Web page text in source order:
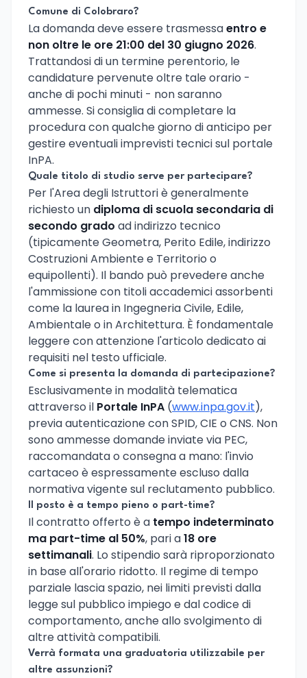
Comune di Colobraro?
La domanda deve essere trasmessaentro e
non oltre le ore 21:00 del 30 giugno 2026.
Trattandosi di un termine perentorio, le
candidature pervenute oltre tale orario -
anche di pochi minuti - non saranno
ammesse. Si consiglia di completare la
procedura con qualche giorno di anticipo per
gestire eventuali imprevisti tecnici sul portale
InPA.
Quale titolo di studio serve per partecipare?
Per l'Area degli Istruttori è generalmente
richiesto un diploma di scuola secondaria di
secondo grado ad indirizzo tecnico
(tipicamente Geometra, Perito Edile, indirizzo
Costruzioni Ambiente e Territorio o
equipollenti). Il bando può prevedere anche
l'ammissione con titoli accademici assorbenti
come la laurea in Ingegneria Civile, Edile,
Ambientale o in Architettura. È fondamentale
leggere con attenzione l'articolo dedicato ai
requisiti nel testo ufficiale.
Come si presenta la domanda di partecipazione?
Esclusivamente in modalità telematica
attraverso il Portale InPA (www.inpa.gov.it),
previa autenticazione con SPID, CIE o CNS. Non
sono ammesse domande inviate via PEC,
raccomandata o consegna a mano: l'invio
cartaceo è espressamente escluso dalla
normativa vigente sul reclutamento pubblico.
Il posto è a tempo pieno o part-time?
Il contratto offerto è a tempo indeterminato
ma part-time al 50%, pari a18 ore
settimanali. Lo stipendio sarà riproporzionato
in base all'orario ridotto. Il regime di tempo
parziale lascia spazio, nei limiti previsti dalla
legge sul pubblico impiego e dal codice di
comportamento, anche allo svolgimento di
altre attività compatibili.
Verrà formata una graduatoria utilizzabile per
altre assunzioni?